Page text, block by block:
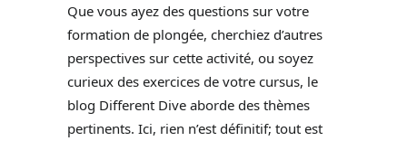
Que vous ayez des questions sur votre
formation de plongée, cherchiez d’autres
perspectives sur cette activité, ou soyez
curieux des exercices de votre cursus, le
blog Different Dive aborde des thèmes
pertinents. Ici, rien n’est définitif; tout est